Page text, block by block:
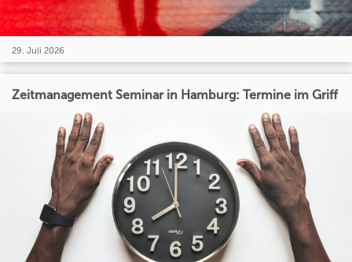
29. Juli 2026
Zeitmanagement Seminar in Hamburg: Termine im Griff